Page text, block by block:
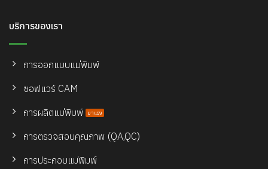
บริการของเรา
การออกแบบแม่พิมพ์
ซอฟแวร์ CAM
การผลิตแม่พิมพ์
การตรวจสอบคุณภาพ (QA,QC)
การประกอบแม่พิมพ์